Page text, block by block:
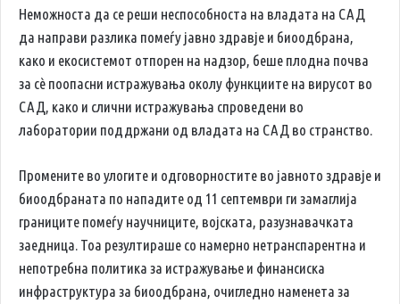
Неможноста да се реши неспособноста на владата на САД
да направи разлика помеѓу јавно здравје и биоодбрана,
како и екосистемот отпорен на надзор, беше плодна почва
за сè поопасни истражувања околу функциите на вирусот во
САД, како и слични истражувања спроведени во
лаборатории поддржани од владата на САД во странство.
Промените во улогите и одговорностите во јавното здравје и
биоодбраната по нападите од 11 септември ги замаглија
границите помеѓу научниците, војската, разузнавачката
заедница. Тоа резултираше со намерно нетранспарентна и
непотребна политика за истражување и финансиска
инфраструктура за биоодбрана, очигледно наменета за